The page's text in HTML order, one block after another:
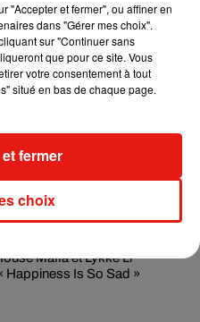
DJ Snake changeait de
son premier...
et Latin Mafia dévoilent enfin
créée en...
Mafia et Lykke Li
Happiness Is So Sad »
"Accepter et fermer", ou affiner en
dans "Gérer mes choix".
sur "Continuer sans
que pour ce site. Vous
votre consentement à tout
situé en bas de chaque page.
choix
fermer